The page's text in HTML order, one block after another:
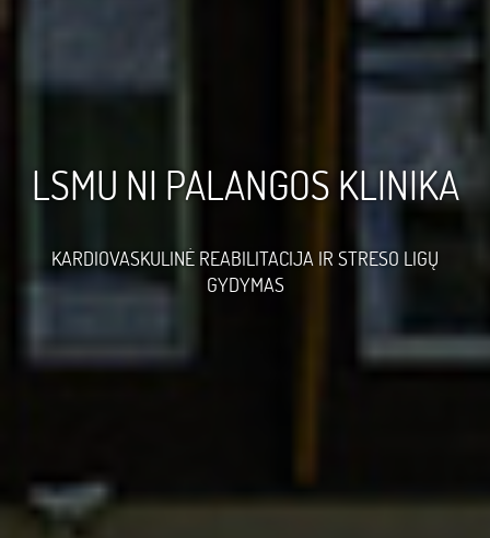
LSMU NI PALANGOS KLINIKA
KARDIOVASKULINĖ REABILITACIJA IR STRESO LIGŲ
GYDYMAS